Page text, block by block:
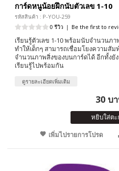
การ์ดหนูน้อยฝึกนับตัวเลข 1-10
รหัสสินค้า : P-YOU-259
0 รีวิว | Be the first to
เรียนรู้ตัวเลข 1-10 พร้อมนับจำนวนภ
ทำให้เด็กๆ สามารถเชื่อมโยงความสั
จำนวนภาพสิ่งของบนการ์ดได้ อีกทั้ง
เรียนรู้ไปพร้อมกัน
ดูรายละเอียดเพิ่มเติม
30 บ
หยิบใส่ตะ
เพิ่มไปรายการโปรด